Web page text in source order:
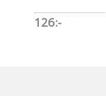
126:-